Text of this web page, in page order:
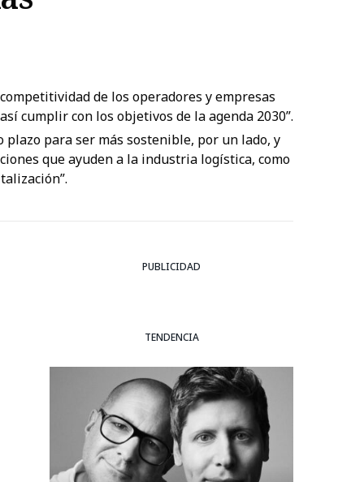
de los operadores y empresas
cumplir con los objetivos de la agenda 2030”.
para ser más sostenible, por un lado, y
que ayuden a la industria logística, como
PUBLICIDAD
TENDENCIA